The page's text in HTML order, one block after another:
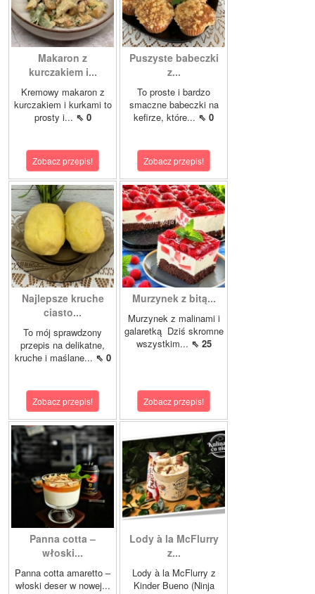
Makaron z
kurczakiem i...
Kremowy makaron z
kurczakiem i kurkami to
prosty i... ⇖ 0
Zobacz przepis!
Puszyste babeczki
z...
To proste i bardzo
smaczne babeczki na
kefirze, które... ⇖ 0
Zobacz przepis!
Najlepsze kruche
ciasto...
To mój sprawdzony
przepis na delikatne,
kruche i maślane... ⇖ 0
Zobacz przepis!
Murzynek z bitą...
Murzynek z malinami i
galaretką Dziś skromne
wszystkim... ⇖ 25
Zobacz przepis!
Panna cotta –
włoski...
Panna cotta amaretto –
włoski deser w nowej...
Lody à la McFlurry
z...
Lody à la McFlurry z
Kinder Bueno (Ninja